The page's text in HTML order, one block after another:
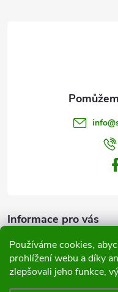
Používáme cookies,
prohlížení webu a díky
zlepšovali jeho funkce,
info@
Informace pro vás
Přijímáme online